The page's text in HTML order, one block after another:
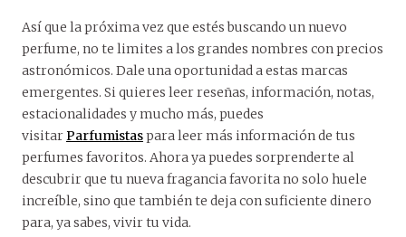
Así que la próxima vez que estés buscando un nuevo
perfume, no te limites a los grandes nombres con precios
astronómicos. Dale una oportunidad a estas marcas
emergentes. Si quieres leer reseñas, información, notas,
estacionalidades y mucho más, puedes
visitarParfumistaspara leer más información de tus
perfumes favoritos. Ahora ya puedes sorprenderte al
descubrir que tu nueva fragancia favorita no solo huele
increíble, sino que también te deja con suficiente dinero
para, ya sabes, vivir tu vida.